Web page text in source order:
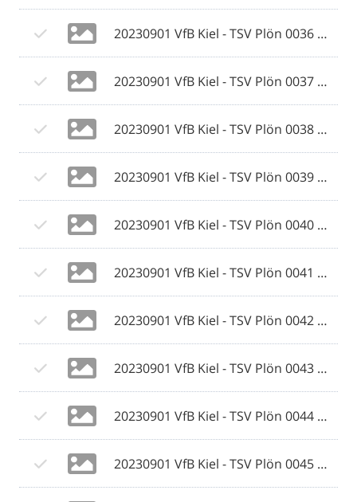
20230901 VfB Kiel - TSV Plön 0036 © 2023 Ismail Yesilyurt.jpg
20230901 VfB Kiel - TSV Plön 0037 © 2023 Ismail Yesilyurt.jpg
20230901 VfB Kiel - TSV Plön 0038 © 2023 Ismail Yesilyurt.jpg
20230901 VfB Kiel - TSV Plön 0039 © 2023 Ismail Yesilyurt.jpg
20230901 VfB Kiel - TSV Plön 0040 © 2023 Ismail Yesilyurt.jpg
20230901 VfB Kiel - TSV Plön 0041 © 2023 Ismail Yesilyurt.jpg
20230901 VfB Kiel - TSV Plön 0042 © 2023 Ismail Yesilyurt.jpg
20230901 VfB Kiel - TSV Plön 0043 © 2023 Ismail Yesilyurt.jpg
20230901 VfB Kiel - TSV Plön 0044 © 2023 Ismail Yesilyurt.jpg
20230901 VfB Kiel - TSV Plön 0045 © 2023 Ismail Yesilyurt.jpg